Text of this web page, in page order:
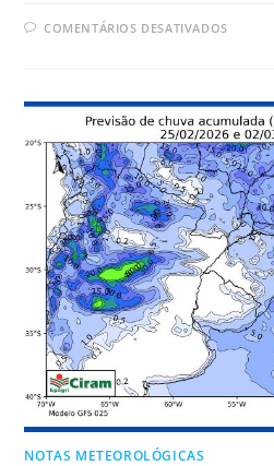
COMENTÁRIOS DESATIVADOS
NOTAS METEOROLÓGICAS